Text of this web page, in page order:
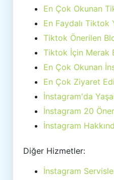
En Çok Okunan
En Faydalı Tiktok
Tiktok Önerilen
Tiktok İçin Merak
En Çok Okunan
En Çok Ziyaret
İnstagram'da
İnstagram 20
İnstagram
Diğer Hizmetler:
İnstagram